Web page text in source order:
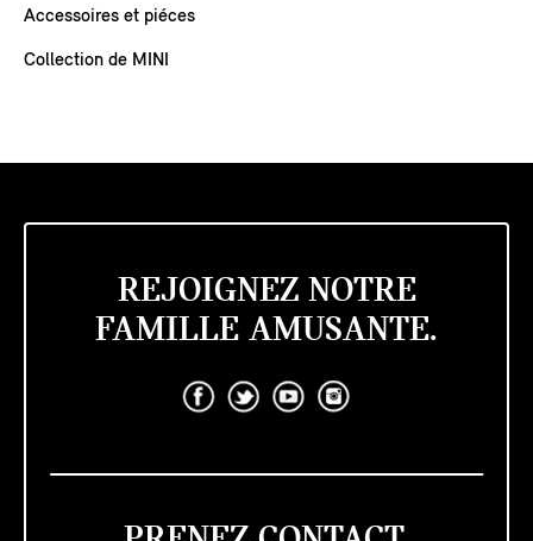
Accessoires et piéces
Collection de MINI
REJOIGNEZ NOTRE
FAMILLE AMUSANTE.